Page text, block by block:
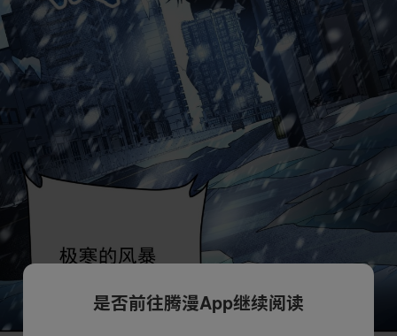
是否前往腾漫App继续阅读